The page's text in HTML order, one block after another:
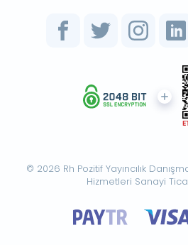
© 2026 Rh Pozitif Yayıncılık
Hizmetleri Sanayi